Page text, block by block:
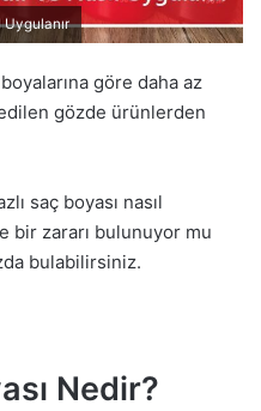
Uygulanır
göre daha az
gözde ürünlerden
saç boyası nasıl
bir zararı bulunuyor mu
bulabilirsiniz.
Nedir?